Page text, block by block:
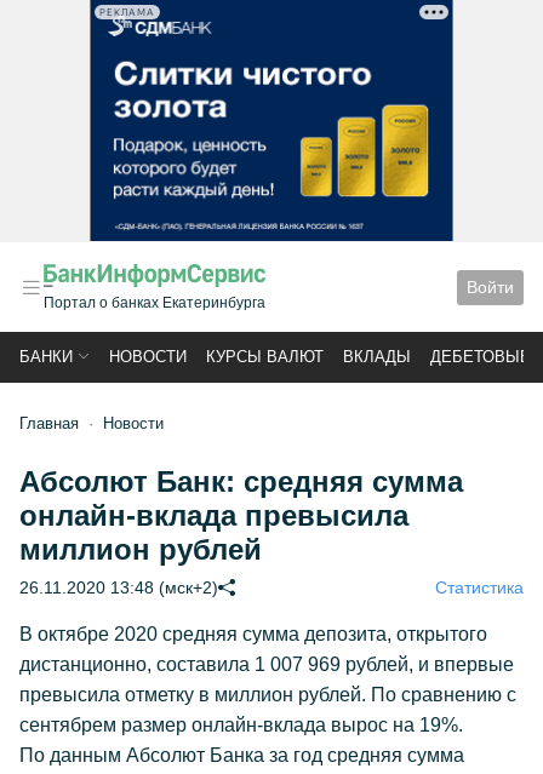
РЕКЛАМА
Портал о банках Екатеринбурга
Войти
БАНКИ НОВОСТИ КУРСЫ ВАЛЮТ ВКЛАДЫ ДЕБЕТОВЫЕ
Главная Новости
Абсолют Банк: средняя сумма
онлайн-вклада превысила
миллион рублей
26.11.2020 13:48 (мск+2) Статистика
В октябре 2020 средняя сумма депозита, открытого
дистанционно, составила 1 007 969 рублей, и впервые
превысила отметку в миллион рублей. По сравнению с
сентябрем размер онлайн-вклада вырос на 19%.
По данным Абсолют Банка за год средняя сумма